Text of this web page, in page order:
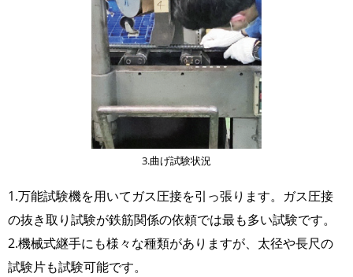
3.曲げ試験状況
1.万能試験機を用いてガス圧接を引っ張ります。ガス圧接
の抜き取り試験が鉄筋関係の依頼では最も多い試験です。
2.機械式継手にも様々な種類がありますが、太径や長尺の
試験片も試験可能です。